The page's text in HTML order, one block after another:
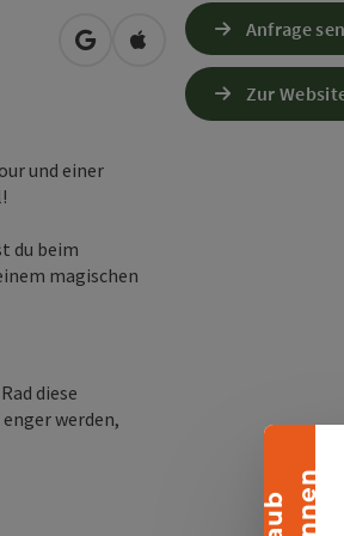
Banner einklappen
in Google Maps öffnen
in Apple Maps öffnen
und einer
du beim
magischen
diese
werden,
Anfrage
Zur